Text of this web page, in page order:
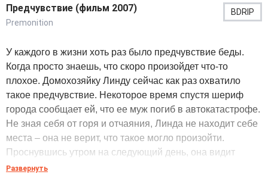
Предчувствие (фильм 2007)
Premonition
BDRIP
У каждого в жизни хоть раз было предчувствие беды.
Когда просто знаешь, что скоро произойдет что-то
плохое. Домохозяйку Линду сейчас как раз охватило
такое предчувствие. Некоторое время спустя шериф
города сообщает ей, что ее муж погиб в автокатастрофе.
Не зная себя от горя и отчаяния, Линда не находит себе
места – она не верит, что такое могло произойти.
Проснувшись утром на следующий день, она видит
своего мужа целым и невредимым...
Развернуть